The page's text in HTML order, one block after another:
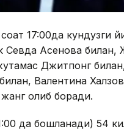
17:00да кундузги
Севда Асенова
Джитпонг
Валентина
олиб боради.
да бошланади) 54